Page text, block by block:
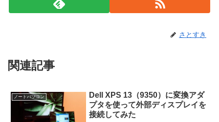
さとすき
関連記事
ノートパソコン
Dell XPS 13（9350）に変換アダ
プタを使って外部ディスプレイを
接続してみた